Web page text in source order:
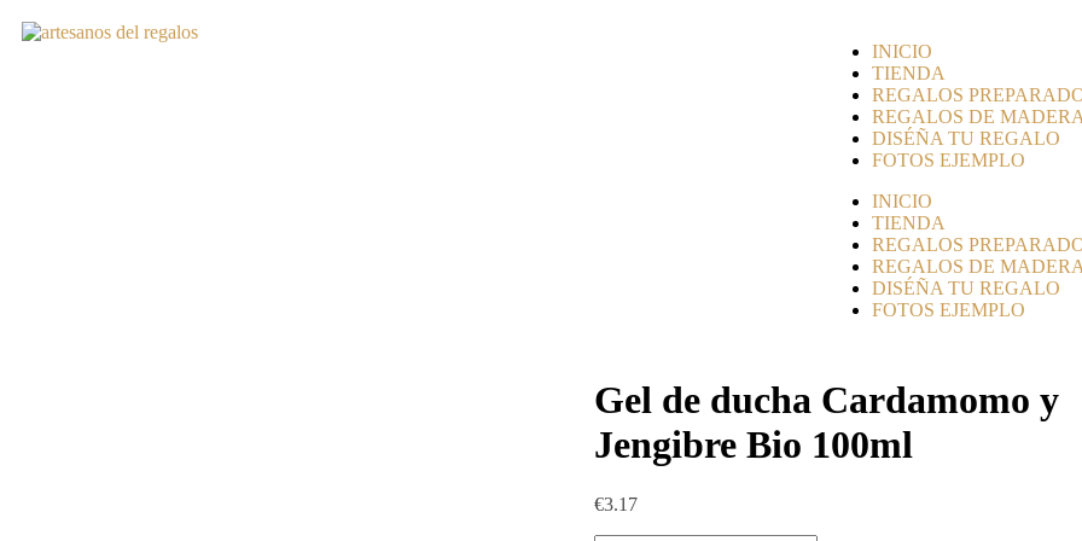
INICIO
TIENDA
REGALOS
REGALOS DE MADERA
DISÉÑA TU REGALO
FOTOS EJEMPLO
INICIO
TIENDA
REGALOS
REGALOS DE MADERA
DISÉÑA TU REGALO
FOTOS EJEMPLO
Gel de ducha Cardamomo y
Jengibre Bio 100ml
€3.17